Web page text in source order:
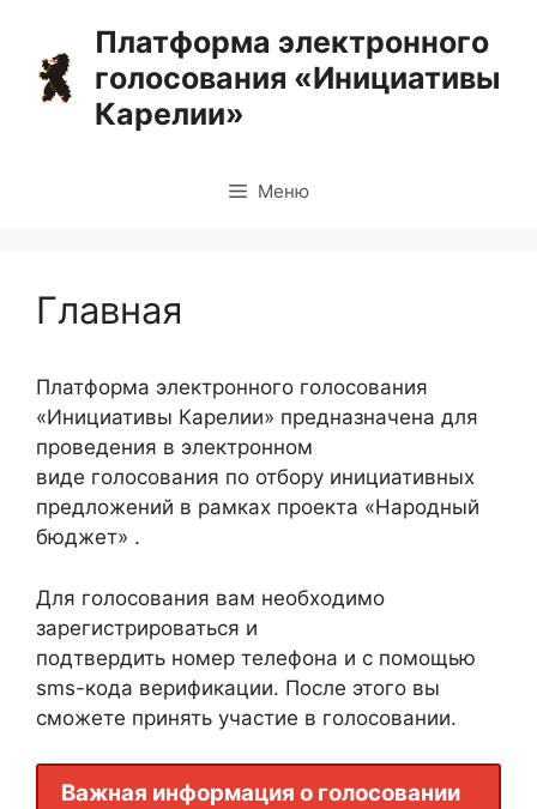
содержимому
Платформа электронного
голосования «Инициативы
Карелии»
Меню
Главная
Платформа электронного голосования
«Инициативы Карелии» предназначена для
проведения в электронном
виде голосования по отбору инициативных
предложений в рамках проекта «Народный
бюджет» .
Для голосования вам необходимо
зарегистрироваться и
подтвердить номер телефона и с помощью
sms-кода верификации. После этого вы
сможете принять участие в голосовании.
Важная информация о голосовании